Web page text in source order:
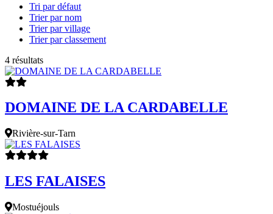
Tri par défaut
Trier par nom
Trier par village
Trier par classement
4 résultats
DOMAINE DE LA CARDABELLE
Rivière-sur-Tarn
LES FALAISES
Mostuéjouls